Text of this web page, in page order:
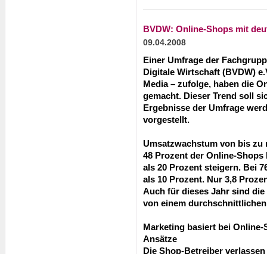
BVDW: Online-Shops mit
09.04.2008
Einer Umfrage der
Digitale Wirtschaft (BVDW)
Media – zufolge, haben die
gemacht. Dieser Trend soll
Ergebnisse der Umfrage
vorgestellt.
Umsatzwachstum von bis zu
48 Prozent der Online-
als 20 Prozent steigern. Bei
als 10 Prozent. Nur 3,8
Auch für dieses Jahr sind
von einem
Marketing basiert bei
Ansätze
Die Shop-Betreiber